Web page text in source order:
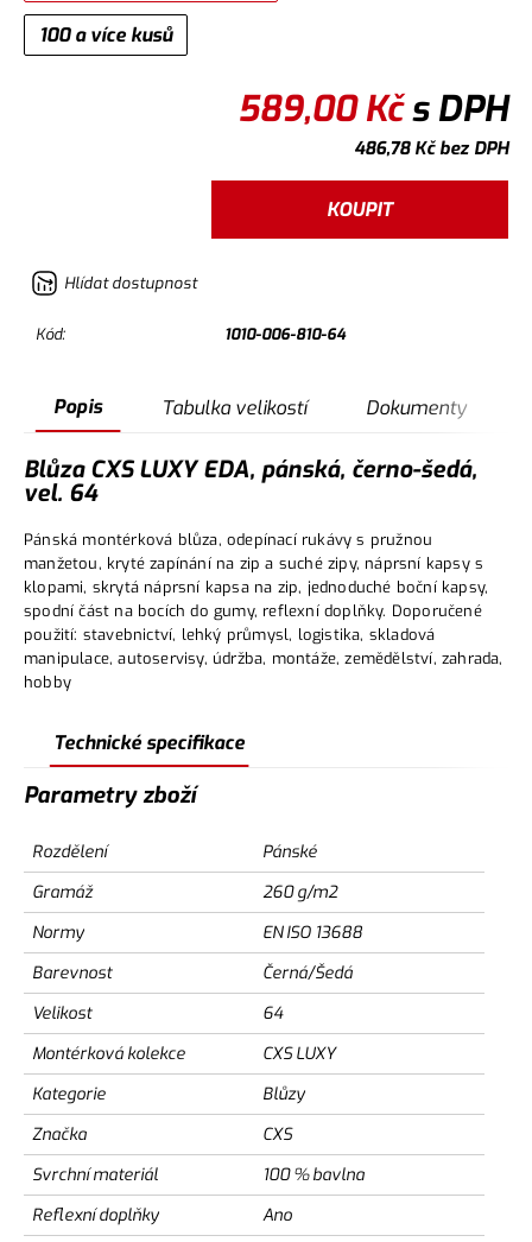
100 a více kusů
589,00Kčs DPH
486,78Kčbez DPH
KOUPIT
Hlídat dostupnost
Kód: 1010-006-810-64
Popis Tabulka velikostí Dokumenty
Blůza CXS LUXY EDA, pánská, černo-šedá,
vel. 64
Pánská montérková blůza, odepínací rukávy s pružnou
manžetou, kryté zapínání na zip a suché zipy, náprsní kapsy s
klopami, skrytá náprsní kapsa na zip, jednoduché boční kapsy,
spodní část na bocích do gumy, reflexní doplňky. Doporučené
použití: stavebnictví, lehký průmysl, logistika, skladová
manipulace, autoservisy, údržba, montáže, zemědělství, zahrada,
hobby
Technické specifikace
Parametry zboží
Rozdělení
Pánské
Gramáž
260 g/m2
Normy
EN ISO 13688
Barevnost
Černá/Šedá
Velikost
64
Montérková kolekce
CXS LUXY
Kategorie
Blůzy
Značka
CXS
Svrchní materiál
100 % bavlna
Reflexní doplňky
Ano